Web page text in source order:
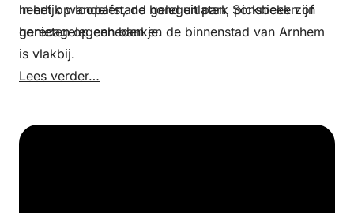
heerlijk wandelen, de hond uitlaten, picknicken of
genieten op een bankje.
In het op loopafstand gelegen park Sonsbeek zijn
horecagelegenheden en de binnenstad van Arnhem
is vlakbij.
Lees verder…